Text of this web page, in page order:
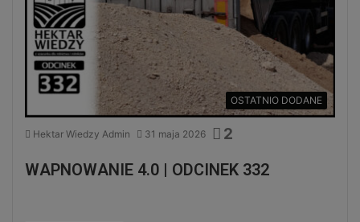
OSTATNIO DODANE
Hektar Wiedzy Admin 31 maja 2026 2
WAPNOWANIE 4.0 | ODCINEK 332